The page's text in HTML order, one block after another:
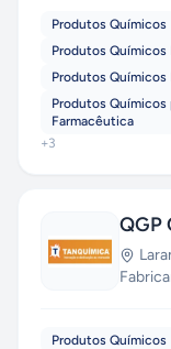
Produtos Químicos
Produtos Químicos
Produtos
Produtos Químicos
Farmacêutica
+3
QGP
Produtos Químicos